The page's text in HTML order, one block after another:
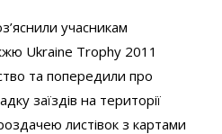
учасникам
Ukraine Trophy 2011
та попередили про
заїздів на території
листівок з картами